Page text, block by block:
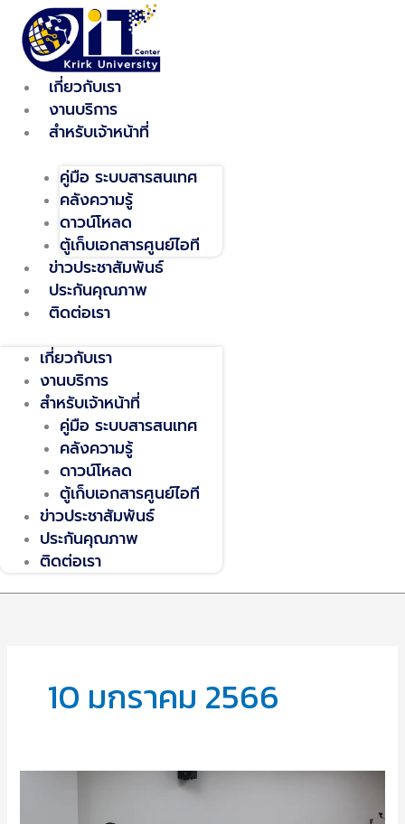
content
เกี่ยวกับเรา
งานบริการ
สำหรับเจ้าหน้าที่
คู่มือ ระบบสารสนเทศ
คลังความรู้
ดาวน์โหลด
ตู้เก็บเอกสารศูนย์ไอที
ข่าวประชาสัมพันธ์
ประกันคุณภาพ
ติดต่อเรา
เกี่ยวกับเรา
งานบริการ
สำหรับเจ้าหน้าที่
คู่มือ ระบบสารสนเทศ
คลังความรู้
ดาวน์โหลด
ตู้เก็บเอกสารศูนย์ไอที
ข่าวประชาสัมพันธ์
ประกันคุณภาพ
ติดต่อเรา
10 มกราคม 2566